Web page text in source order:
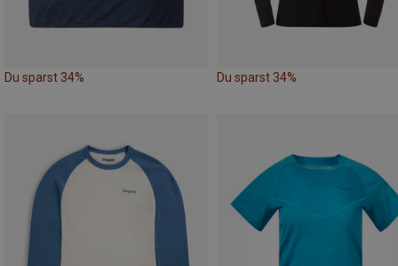
Du sparst 34% Du sparst 34%